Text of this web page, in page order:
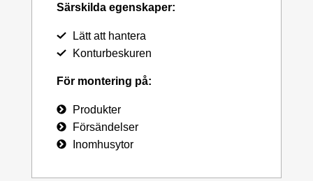
Särskilda egenskaper:
Lätt att hantera
Konturbeskuren
För montering på:
Produkter
Försändelser
Inomhusytor